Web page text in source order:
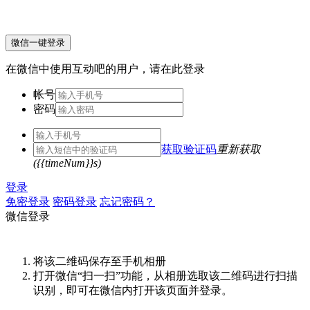
微信一键登录
在微信中使用互动吧的用户，请在此登录
帐号
密码
获取验证码重新获取
({{timeNum}}s)
登录
免密登录 密码登录 忘记密码？
微信登录
将该二维码保存至手机相册
打开微信“扫一扫”功能，从相册选取该二维码进行扫描
识别，即可在微信内打开该页面并登录。